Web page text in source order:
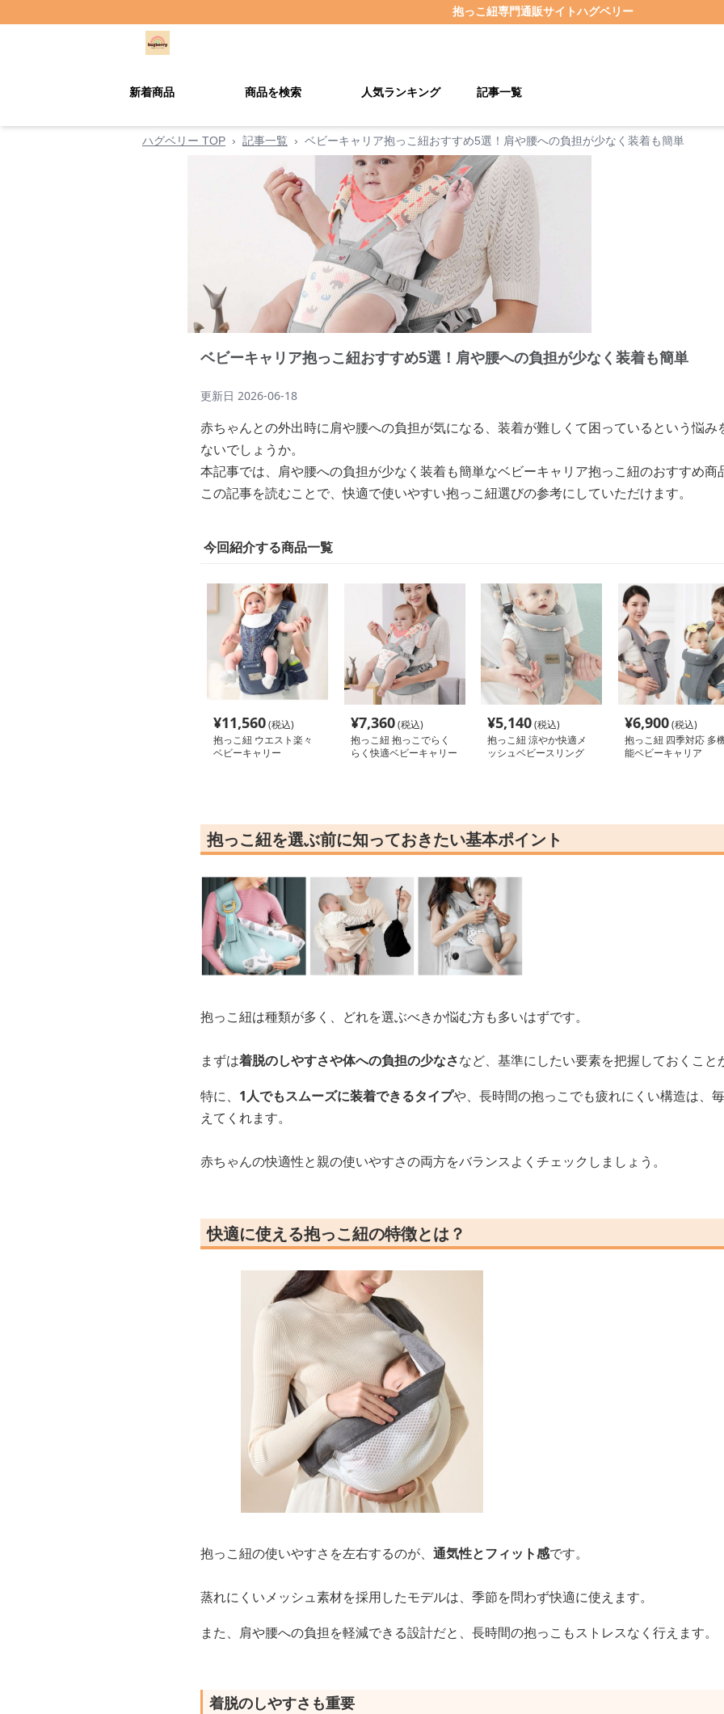
抱っこ紐専門通販サイトハグベリー
新着商品 商品を検索 人気ランキング 記事一覧
ハグベリー TOP › 記事一覧 › ベビーキャリア抱っこ紐おすすめ5選！肩や腰への負担が少なく装着も簡単
ベビーキャリア抱っこ紐おすすめ5選！肩や腰への負担が少なく装着も簡単
更新日 2026-06-18
赤ちゃんとの外出時に肩や腰への負担が気になる、装着が難しくて困っているという悩
ないでしょうか。
本記事では、肩や腰への負担が少なく装着も簡単なベビーキャリア抱っこ紐のおすすめ
この記事を読むことで、快適で使いやすい抱っこ紐選びの参考にしていただけます。
今回紹介する商品一覧
¥11,560(税込)
抱っこ紐 ウエスト楽々
ベビーキャリー
¥7,360(税込)
抱っこ紐 抱っこでらく
らく快適ベビーキャリー
¥5,140(税込)
抱っこ紐 涼やか快適メ
ッシュベビースリング
¥6,900(税込)
抱っこ紐 四季対応 多
能ベビーキャリア
抱っこ紐を選ぶ前に知っておきたい基本ポイント
抱っこ紐は種類が多く、どれを選ぶべきか悩む方も多いはずです。
まずは着脱のしやすさや体への負担の少なさなど、基準にしたい要素を把握しておくこと
特に、 1人でもスムーズに装着できるタイプや、長時間の抱っこでも疲れにくい構造は、
えてくれます。
赤ちゃんの快適性と親の使いやすさの両方をバランスよくチェックしましょう。
快適に使える抱っこ紐の特徴とは？
抱っこ紐の使いやすさを左右するのが、 通気性とフィット感です。
蒸れにくいメッシュ素材を採用したモデルは、季節を問わず快適に使えます。
また、肩や腰への負担を軽減できる設計だと、長時間の抱っこもストレスなく行えます。
着脱のしやすさも重要